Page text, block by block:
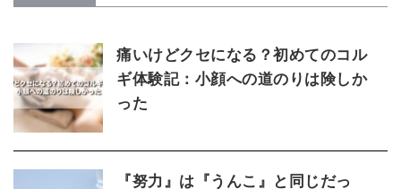
痛いけどクセになる？初めてのコル
ギ体験記：小顔への道のりは険しか
った
『努力』は『うんこ』と同じだっ